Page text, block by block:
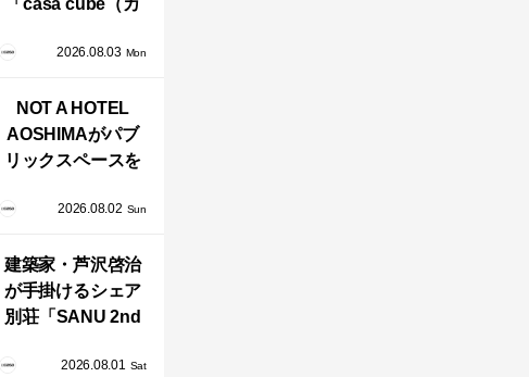
「casa cube（カ
ブ）」が叶えるプ
感の正体
2026.08.03 Mon
NOT A HOTEL
AOSHIMAがパブ
リックスペースを
「CHILL2.0」
業！
2026.08.02 Sun
建築家・芦沢啓治
が手掛けるシェア
別荘「SANU 2nd
Owners」、新拠点
2026.08.01 Sat